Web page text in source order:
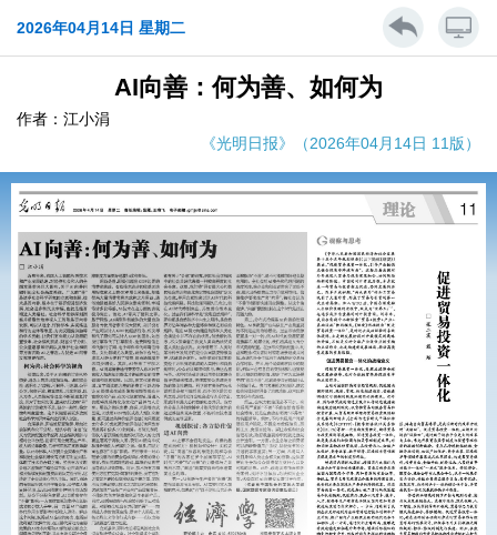
2026年04月14日 星期二
AI向善：何为善、如何为
作者：江小涓
《光明日报》（2026年04月14日 11版）